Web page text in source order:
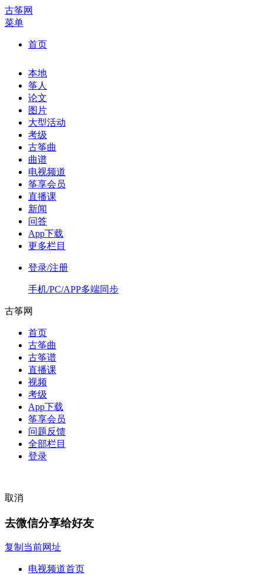
古筝网
菜单
首页
本地
筝人
论文
图片
大型活动
考级
古筝曲
曲谱
电视频道
筝享会员
直播课
新闻
问答
App下载
更多栏目
登录/注册
手机/PC/APP多端同步
古筝网
首页
古筝曲
古筝谱
直播课
视频
考级
App下载
筝享会员
问题反馈
全部栏目
登录
取消
去微信分享给好友
复制当前网址
电视频道首页